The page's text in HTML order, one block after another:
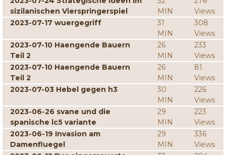
sizilanischen Vierspringerspiel
MIN
Views
2023-07-17 wuergegriff
31
MIN
308
Views
2023-07-10 Haengende Bauern
Teil 2
26
MIN
233
Views
2023-07-10 Haengende Bauern
Teil 2
26
MIN
81
Views
2023-07-03 Hebel gegen h3
30
MIN
226
Views
2023-06-26 svane und die
spanische lc5 variante
29
MIN
223
Views
2023-06-19 Invasion am
Damenfluegel
29
MIN
336
Views